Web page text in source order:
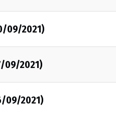
09/2021)
09/2021)
09/2021)